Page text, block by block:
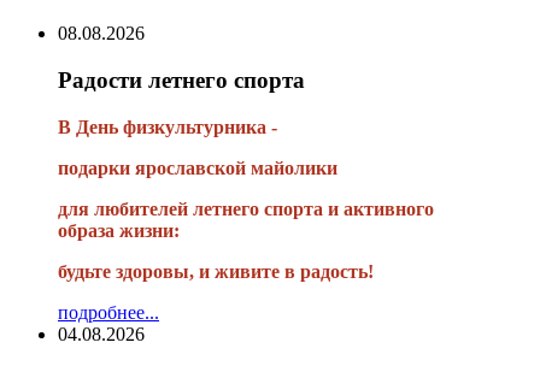
08.08.2026
Радости летнего спорта
В День физкультурника -
подарки ярославской майолики
для любителей летнего спорта и активного
образа жизни:
будьте здоровы, и живите в радость!
подробнее...
04.08.2026